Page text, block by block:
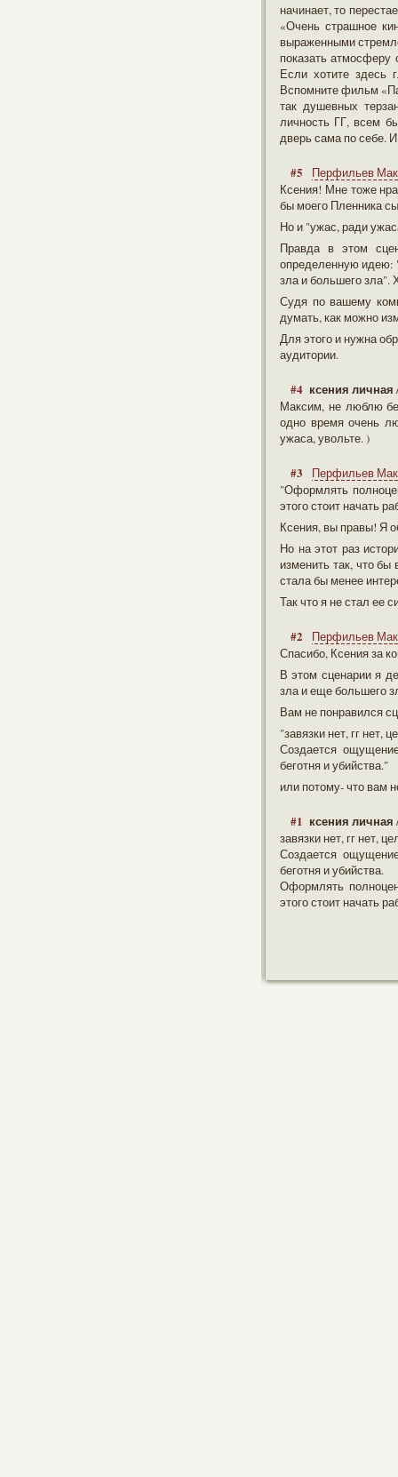
начинает, то
«Очень страшное
выраженными
показать
Если хотите здесь
Вспомните фильм
так душевных
личность ГГ, всем
дверь сама по себе.
#5
Перфильев
Ксения! Мне тоже
бы моего Пленника
Но и "ужас, ради
Правда в этом
определенную идею:
зла и большего зла".
Судя по вашему
думать, как можно
Для этого и нужна
аудитории.
#4 ксения личная
Максим, не люблю
одно время очень
ужаса, увольте. )
#3
Перфильев
"Оформлять
этого стоит начать
Ксения, вы правы! Я
Но на этот раз
изменить так, что
стала бы менее
Так что я не стал ее
#2
Перфильев
Спасибо, Ксения за
В этом сценарии я
зла и еще большего
Вам не понравился
"завязки нет, гг нет,
Создается
беготня и убийства."
или потому- что вам
#1 ксения личная
завязки нет, гг нет,
Создается
беготня и убийства.
Оформлять
этого стоит начать